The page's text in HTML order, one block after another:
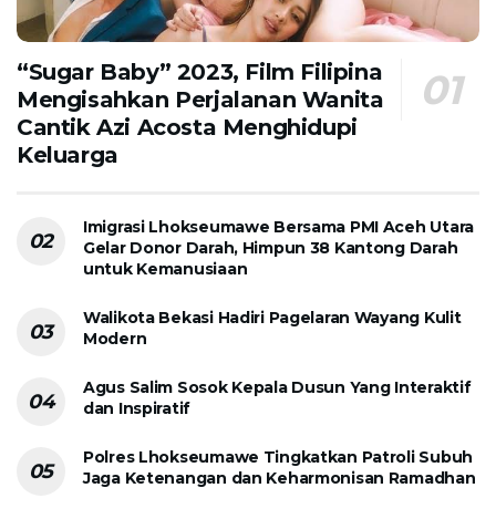
“Sugar Baby” 2023, Film Filipina
Mengisahkan Perjalanan Wanita
Cantik Azi Acosta Menghidupi
Keluarga
Imigrasi Lhokseumawe Bersama PMI Aceh Utara
Gelar Donor Darah, Himpun 38 Kantong Darah
untuk Kemanusiaan
Walikota Bekasi Hadiri Pagelaran Wayang Kulit
Modern
Agus Salim Sosok Kepala Dusun Yang Interaktif
dan Inspiratif
Polres Lhokseumawe Tingkatkan Patroli Subuh
Jaga Ketenangan dan Keharmonisan Ramadhan